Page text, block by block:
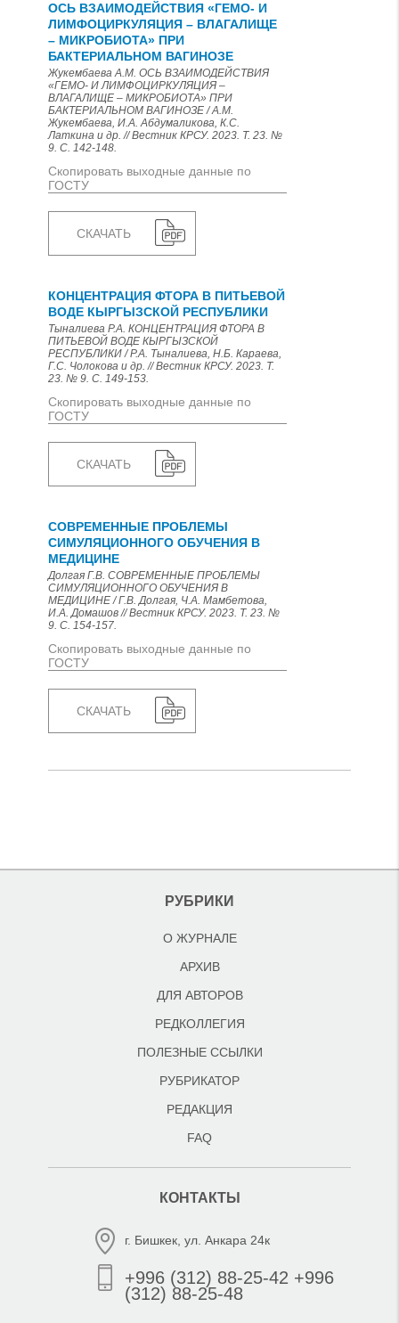
ОСЬ ВЗАИМОДЕЙСТВИЯ «ГЕМО- И
ЛИМФОЦИРКУЛЯЦИЯ – ВЛАГАЛИЩЕ
– МИКРОБИОТА» ПРИ
БАКТЕРИАЛЬНОМ ВАГИНОЗЕ
Жукембаева А.М. ОСЬ ВЗАИМОДЕЙСТВИЯ
«ГЕМО- И ЛИМФОЦИРКУЛЯЦИЯ –
ВЛАГАЛИЩЕ – МИКРОБИОТА» ПРИ
БАКТЕРИАЛЬНОМ ВАГИНОЗЕ / А.М.
Жукембаева, И.А. Абдумаликова, К.С.
Латкина и др. // Вестник КРСУ. 2023. Т. 23. №
9. С. 142-148.
Скопировать выходные данные по
ГОСТУ
СКАЧАТЬ
КОНЦЕНТРАЦИЯ ФТОРА В ПИТЬЕВОЙ
ВОДЕ КЫРГЫЗСКОЙ РЕСПУБЛИКИ
Тыналиева Р.А. КОНЦЕНТРАЦИЯ ФТОРА В
ПИТЬЕВОЙ ВОДЕ КЫРГЫЗСКОЙ
РЕСПУБЛИКИ / Р.А. Тыналиева, Н.Б. Караева,
Г.С. Чолокова и др. // Вестник КРСУ. 2023. Т.
23. № 9. С. 149-153.
Скопировать выходные данные по
ГОСТУ
СКАЧАТЬ
СОВРЕМЕННЫЕ ПРОБЛЕМЫ
СИМУЛЯЦИОННОГО ОБУЧЕНИЯ В
МЕДИЦИНЕ
Долгая Г.В. СОВРЕМЕННЫЕ ПРОБЛЕМЫ
СИМУЛЯЦИОННОГО ОБУЧЕНИЯ В
МЕДИЦИНЕ / Г.В. Долгая, Ч.А. Мамбетова,
И.А. Домашов // Вестник КРСУ. 2023. Т. 23. №
9. С. 154-157.
Скопировать выходные данные по
ГОСТУ
СКАЧАТЬ
РУБРИКИ
О ЖУРНАЛЕ
АРХИВ
ДЛЯ АВТОРОВ
РЕДКОЛЛЕГИЯ
ПОЛЕЗНЫЕ ССЫЛКИ
РУБРИКАТОР
РЕДАКЦИЯ
FAQ
КОНТАКТЫ
г. Бишкек, ул. Анкара 24к
+996 (312) 88-25-42 +996
(312) 88-25-48